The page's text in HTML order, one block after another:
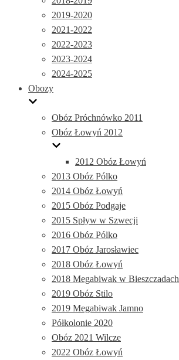
2019-2020
2021-2022
2022-2023
2023-2024
2024-2025
Obozy
Obóz Próchnówko 2011
Obóz Łowyń 2012
2012 Obóz Łowyń
2013 Obóz Pólko
2014 Obóz Łowyń
2015 Obóz Podgaje
2015 Spływ w Szwecji
2016 Obóz Pólko
2017 Obóz Jarosławiec
2018 Obóz Łowyń
2018 Megabiwak w Bieszczadach
2019 Obóz Stilo
2019 Megabiwak Jamno
Półkolonie 2020
Obóz 2021 Wilcze
2022 Obóz Łowyń